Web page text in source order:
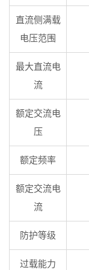
直流侧满载
电压范围
最大直流电
流
额定交流电
压
额定频率
额定交流电
流
防护等级
过载能力